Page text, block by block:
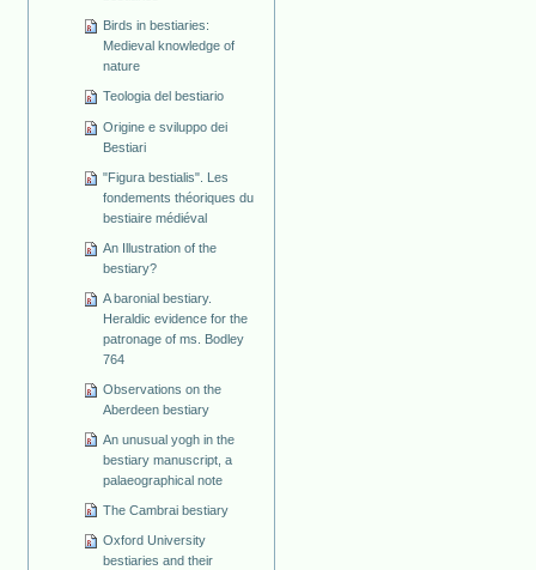
Birds in bestiaries:
Medieval knowledge of
nature
Teologia del bestiario
Origine e sviluppo dei
Bestiari
"Figura bestialis". Les
fondements théoriques du
bestiaire médiéval
An Illustration of the
bestiary?
A baronial bestiary.
Heraldic evidence for the
patronage of ms. Bodley
764
Observations on the
Aberdeen bestiary
An unusual yogh in the
bestiary manuscript, a
palaeographical note
The Cambrai bestiary
Oxford University
bestiaries and their